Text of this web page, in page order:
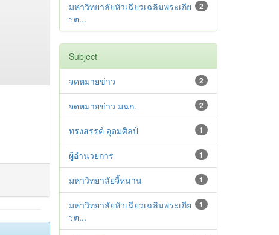
2
มหาวิทยาลัยหัวเฉียวเฉลิมพระเกีย
รต...
Subject
2
จดหมายข่าว
2
จดหมายข่าว มฉก.
1
ทรงสรรค์ อุดมศิลป์
1
ผู้อำนวยการ
1
มหาวิทยาลัยจี้หนาน
1
มหาวิทยาลัยหัวเฉียวเฉลิมพระเกีย
รต...